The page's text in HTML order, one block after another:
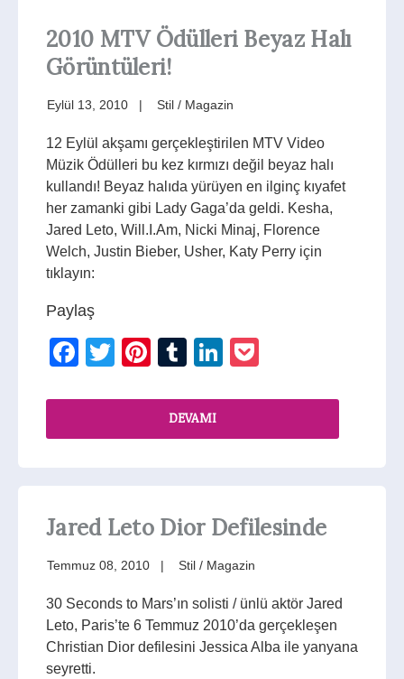
2010 MTV Ödülleri Beyaz Halı
Görüntüleri!
Eylül 13, 2010 Stil / Magazin
12 Eylül akşamı gerçekleştirilen MTV Video
Müzik Ödülleri bu kez kırmızı değil beyaz halı
kullandı! Beyaz halıda yürüyen en ilginç kıyafet
her zamanki gibi Lady Gaga’da geldi. Kesha,
Jared Leto, Will.I.Am, Nicki Minaj, Florence
Welch, Justin Bieber, Usher, Katy Perry için
tıklayın:
Paylaş
Facebook
TwitterPinterest
TumblrLinkedIn
DEVAMI
Jared Leto Dior Defilesinde
Temmuz 08, 2010 Stil / Magazin
30 Seconds to Mars’ın solisti / ünlü aktör Jared
Leto, Paris’te 6 Temmuz 2010’da gerçekleşen
Christian Dior defilesini Jessica Alba ile yanyana
seyretti.